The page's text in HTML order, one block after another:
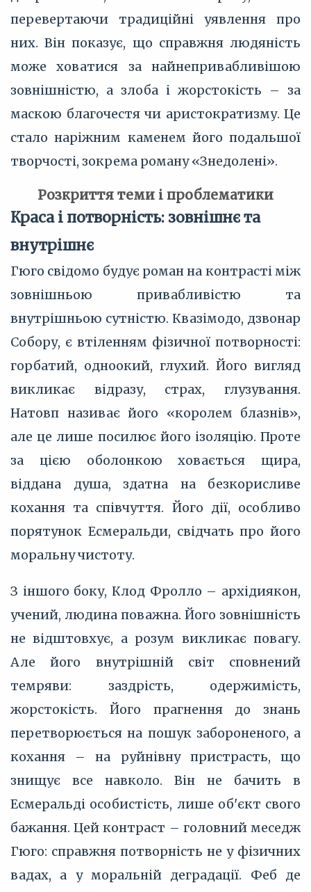
перевертаючи традиційні уявлення про
них. Він показує, що справжня людяність
може ховатися за найнепривабливішою
зовнішністю, а злоба і жорстокість – за
маскою благочестя чи аристократизму. Це
стало наріжним каменем його подальшої
творчості, зокрема роману «Знедолені».
Розкриття теми і проблематики
Краса і потворність: зовнішнє та
внутрішнє
Гюго свідомо будує роман на контрасті між
зовнішньою привабливістю та
внутрішньою сутністю. Квазімодо, дзвонар
Собору, є втіленням фізичної потворності:
горбатий, одноокий, глухий. Його вигляд
викликає відразу, страх, глузування.
Натовп називає його «королем блазнів»,
але це лише посилює його ізоляцію. Проте
за цією оболонкою ховається щира,
віддана душа, здатна на безкорисливе
кохання та співчуття. Його дії, особливо
порятунок Есмеральди, свідчать про його
моральну чистоту.
З іншого боку, Клод Фролло – архідиякон,
учений, людина поважна. Його зовнішність
не відштовхує, а розум викликає повагу.
Але його внутрішній світ сповнений
темряви: заздрість, одержимість,
жорстокість. Його прагнення до знань
перетворюється на пошук забороненого, а
кохання – на руйнівну пристрасть, що
знищує все навколо. Він не бачить в
Есмеральді особистість, лише об'єкт свого
бажання. Цей контраст – головний меседж
Гюго: справжня потворність не у фізичних
вадах, а у моральній деградації. Феб де